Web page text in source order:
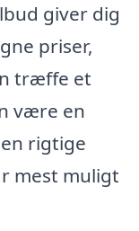
giver dig
priser,
træffe et
være en
rigtige
mest muligt